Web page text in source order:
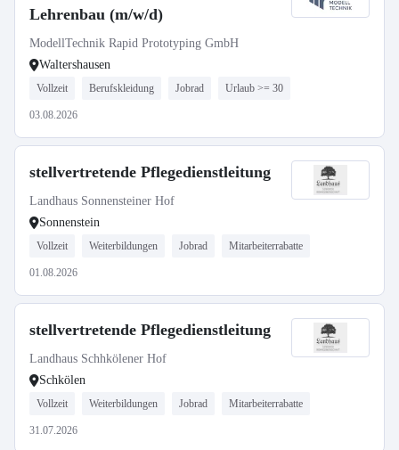
Lehrenbau (m/w/d)
ModellTechnik Rapid Prototyping GmbH
Waltershausen
Vollzeit Berufskleidung Jobrad Urlaub >= 30
03.08.2026
stellvertretende Pflegedienstleitung
Landhaus Sonnensteiner Hof
Sonnenstein
Vollzeit Weiterbildungen Jobrad Mitarbeiterrabatte
01.08.2026
stellvertretende Pflegedienstleitung
Landhaus Schhkölener Hof
Schkölen
Vollzeit Weiterbildungen Jobrad Mitarbeiterrabatte
31.07.2026